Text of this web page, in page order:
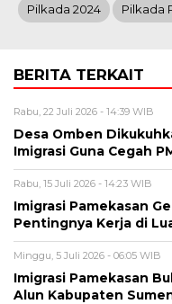
Pilkada 2024 Pilkada
BERITA TERKAIT
Rabu, 22 Juli 2026 - 14:39 WIB
Desa Omben
Imigrasi Guna Cegah
Rabu, 15 Juli 2026 - 14:23 WIB
Imigrasi Pamekasan
Pentingnya Kerja di
Minggu, 5 Juli 2026 - 06:05 WIB
Imigrasi Pamekasan
Alun Kabupaten